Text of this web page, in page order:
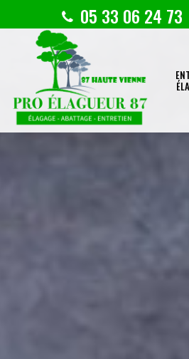
05 33 06 24 73